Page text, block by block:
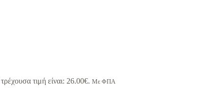
τιμή είναι: 26.00€. Με ΦΠΑ